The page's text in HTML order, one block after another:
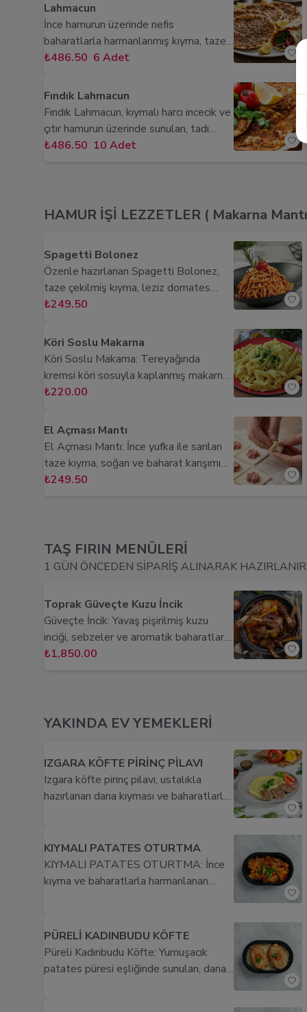
Lahmacun
İnce hamurun üzerinde nefis
baharatlarla harmanlanmış kıyma, taze
domates, çıtır biber, soğan, aromatik
Odun ateşinde pişen bu enfes lezzet,
damaklarda unutulmaz izler bırakacak.
₺486.50 6 Adet
Fındık Lahmacun
Fındık Lahmacun, kıymalı harcı incecik ve
çıtır hamurun üzerinde sunulan, tadı
damakta iz bırakan bir lezzettir. Acılı
₺486.50 10 Adet
HAMUR İŞİ LEZZETLER ( Makarna
Spagetti Bolonez
Özenle hazırlanan Spagetti Bolonez,
taze çekilmiş kıyma, leziz domates
sosu, aromatik baharatlar ve bol
Kıvamında pişmiş makarna ile
damaklarda unutulmaz bir lezzet şöleni
sunuyor. Bon Appetit!
₺249.50
Köri Soslu Makarna
Köri Soslu Makarna: Tereyağında
kremsi köri sosuyla kaplanmış makarna;
egzotik baharatlarla zenginleşen
Her lokmada dengenin tadını çıkarın!
₺220.00
El Açması Mantı
El Açması Mantı: İnce yufka ile sarılan
taze kıyma, soğan ve baharat karışımı
ile hazırlanır. Üzerine eritilmiş tereyağı
₺249.50
TAŞ FIRIN MENÜLERİ
1 GÜN ÖNCEDEN SİPARİŞ ALINARAK
Toprak Güveçte Kuzu İncik
Güveçte İncik: Yavaş pişirilmiş kuzu
inciği, sebzeler ve aromatik baharatlarla
birleşerek taş fırında güveçte sunulur.
₺1,850.00
YAKINDA EV YEMEKLERİ
IZGARA KÖFTE PİRİNÇ PİLAVI
Izgara köfte pirinç pilavı, ustalıkla
hazırlanan dana kıyması ve baharatlarla
pirinç pilavıyla bir araya getirir. Lezzet
şöleni sizi bekliyor!
KIYMALI PATATES OTURTMA
KIYMALI PATATES OTURTMA: İnce
kıyma ve baharatlarla harmanlanan
zenginleştirilerek fırında pişirilmiş,
yumuşak iç dokusu ve çıtır dışıyla
damakları şenlendiren geleneksel tat.
PÜRELİ KADINBUDU KÖFTE
Püreli Kadınbudu Köfte: Yumuşacık
patates püresi eşliğinde sunulan, dana